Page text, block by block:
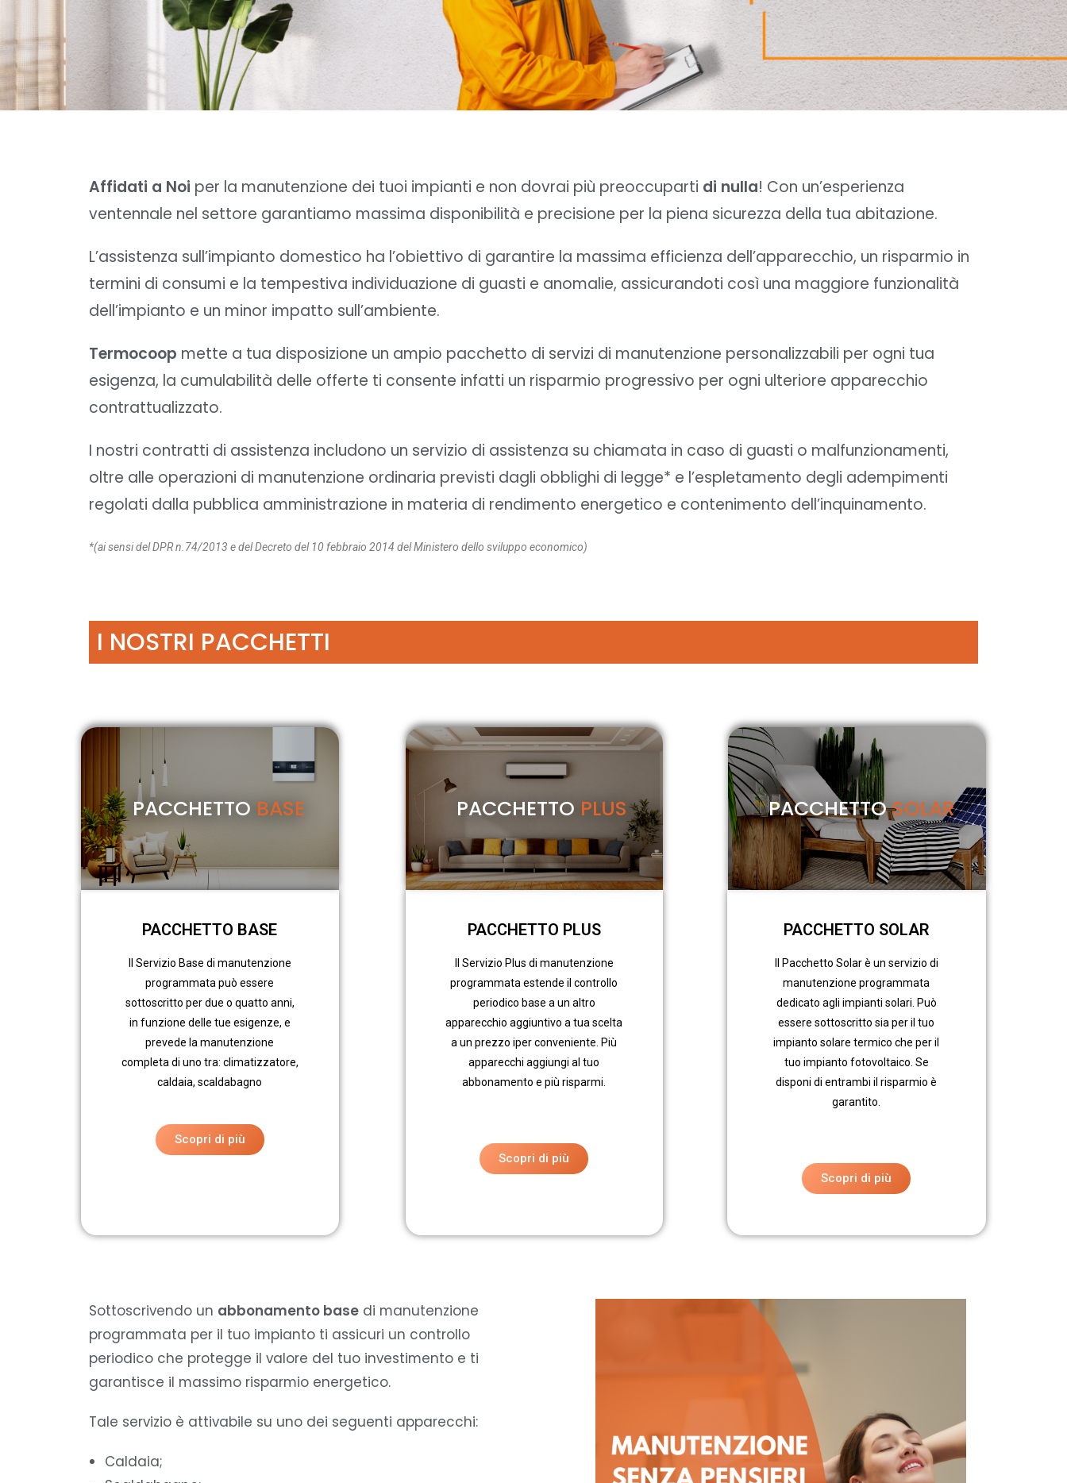
Affidati a Noi per la manutenzione dei tuoi impianti e non dovrai più preoccuparti di nulla! Con un’esperienza
ventennale nel settore garantiamo massima disponibilità e precisione per la piena sicurezza della tua abitazione.
L’assistenza sull’impianto domestico ha l’obiettivo di garantire la massima efficienza dell’apparecchio, un risparmio in
termini di consumi e la tempestiva individuazione di guasti e anomalie, assicurandoti così una maggiore funzionalità
dell’impianto e un minor impatto sull’ambiente.
Termocoop mette a tua disposizione un ampio pacchetto di servizi di manutenzione personalizzabili per ogni tua
esigenza, la cumulabilità delle offerte ti consente infatti un risparmio progressivo per ogni ulteriore apparecchio
contrattualizzato.
I nostri contratti di assistenza includono un servizio di assistenza su chiamata in caso di guasti o malfunzionamenti,
oltre alle operazioni di manutenzione ordinaria previsti dagli obblighi di legge* e l’espletamento degli adempimenti
regolati dalla pubblica amministrazione in materia di rendimento energetico e contenimento dell’inquinamento.
*(ai sensi del DPR n.74/2013 e del Decreto del 10 febbraio 2014 del Ministero dello sviluppo economico)
I NOSTRI PACCHETTI
PACCHETTO BASE PACCHETTO PLUS PACCHETTOSOLAR
PACCHETTO BASE
Il Servizio Base di manutenzione
programmata può essere
sottoscritto per due o quatto anni,
in funzione delle tue esigenze, e
prevede la manutenzione
completa di uno tra: climatizzatore,
caldaia, scaldabagno
Scopri di più
PACCHETTO PLUS
Il Servizio Plus di manutenzione
programmata estende il controllo
periodico base a un altro
apparecchio aggiuntivo a tua scelta
a un prezzo iper conveniente. Più
apparecchi aggiungi al tuo
abbonamento e più risparmi.
Scopri di più
PACCHETTO SOLAR
Il Pacchetto Solar è un servizio di
manutenzione programmata
dedicato agli impianti solari. Può
essere sottoscritto sia per il tuo
impianto solare termico che per il
tuo impianto fotovoltaico. Se
disponi di entrambi il risparmio è
garantito.
Scopri di più
Sottoscrivendo un abbonamento base di manutenzione
programmata per il tuo impianto ti assicuri un controllo
periodico che protegge il valore del tuo investimento e ti
garantisce il massimo risparmio energetico.
Tale servizio è attivabile su uno dei seguenti apparecchi:
Caldaia;